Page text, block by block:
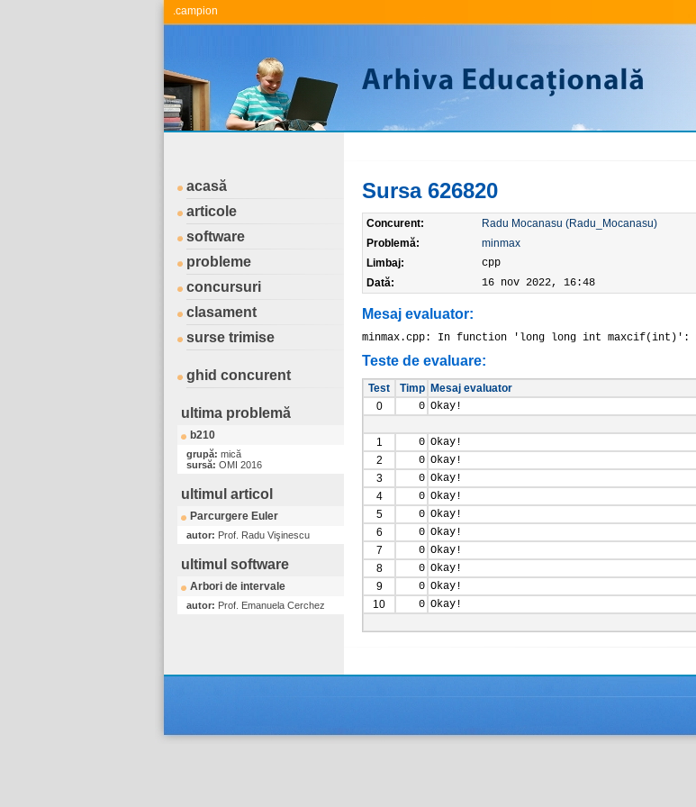
.campion
acasă
articole
software
probleme
concursuri
clasament
surse trimise
ghid concurent
ultima problemă
b210
grupă: mică
sursă: OMI 2016
ultimul articol
Parcurgere Euler
autor: Prof. Radu Vişinescu
ultimul software
Arbori de intervale
autor: Prof. Emanuela Cerchez
Sursa 626820
Concurent: Radu Mocanasu (Radu_Mocanasu)
Problemă:
minmax
Limbaj:
cpp
Dată:
16 nov 2022, 16:48
Mesaj evaluator:
minmax.cpp: In function 'long long int maxcif(int)':
Teste de evaluare:
Test Timp Mesaj evaluator
0
0 Okay!
1
0 Okay!
2
0 Okay!
3
0 Okay!
4
0 Okay!
5
0 Okay!
6
0 Okay!
7
0 Okay!
8
0 Okay!
9
0 Okay!
10
0 Okay!